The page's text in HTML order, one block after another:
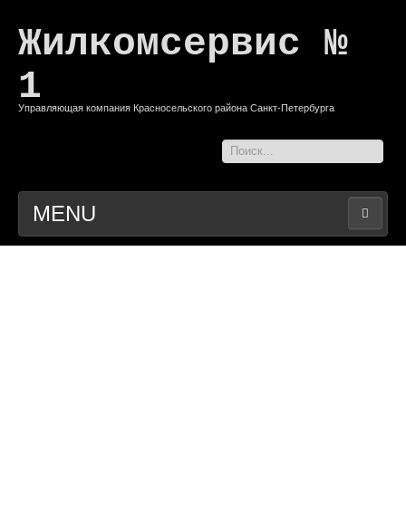
Жилкомсервис №
1
Управляющая компания Красносельского района Санкт-Петербурга
Искать...
MENU